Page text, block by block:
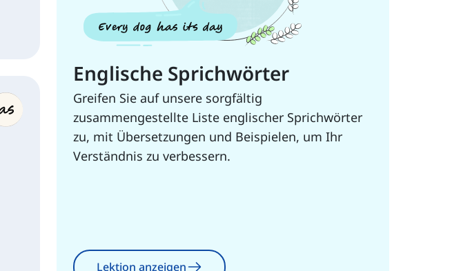
Englische Sprichwörter
Greifen Sie auf unsere sorgfältig
zusammengestellte Liste englischer Sprichwörter
zu, mit Übersetzungen und Beispielen, um Ihr
Verständnis zu verbessern.
Lektion anzeigen